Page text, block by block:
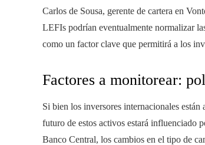
Carlos de Sousa, gerente de cartera en
LEFIs podrían eventualmente normalizar
como un factor clave que permitirá a los
Factores a monitorear:
Si bien los inversores internacionales
futuro de estos activos estará influenciado
Banco Central, los cambios en el tipo de